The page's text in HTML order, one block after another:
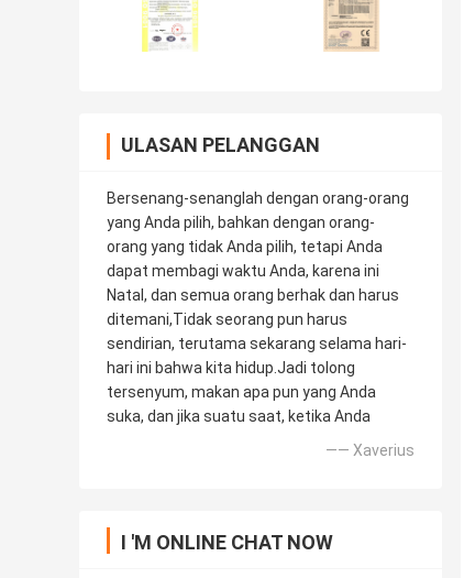
ULASAN PELANGGAN
Bersenang-senanglah dengan orang-orang
yang Anda pilih, bahkan dengan orang-
orang yang tidak Anda pilih, tetapi Anda
dapat membagi waktu Anda, karena ini
Natal, dan semua orang berhak dan harus
ditemani,Tidak seorang pun harus
sendirian, terutama sekarang selama hari-
hari ini bahwa kita hidup.Jadi tolong
tersenyum, makan apa pun yang Anda
suka, dan jika suatu saat, ketika Anda
—— Xaverius
I 'M ONLINE CHAT NOW